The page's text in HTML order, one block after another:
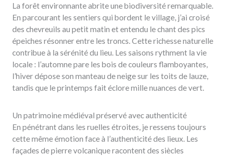
La forêt environnante abrite une biodiversité remarquable.
En parcourant les sentiers qui bordent le village, j’ai croisé
des chevreuils au petit matin et entendu le chant des pics
épeiches résonner entre les troncs. Cette richesse naturelle
contribue à la sérénité du lieu. Les saisons rythment la vie
locale : l’automne pare les bois de couleurs flamboyantes,
l’hiver dépose son manteau de neige sur les toits de lauze,
tandis que le printemps fait éclore mille nuances de vert.
Un patrimoine médiéval préservé avec authenticité
En pénétrant dans les ruelles étroites, je ressens toujours
cette même émotion face à l’authenticité des lieux. Les
façades de pierre volcanique racontent des siècles